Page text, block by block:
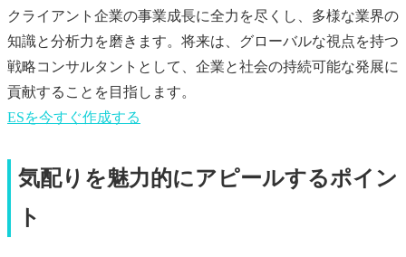
クライアント企業の事業成長に全力を尽くし、多様な業界の
知識と分析力を磨きます。将来は、グローバルな視点を持つ
戦略コンサルタントとして、企業と社会の持続可能な発展に
貢献することを目指します。
ESを今すぐ作成する
気配りを魅力的にアピールするポイン
ト